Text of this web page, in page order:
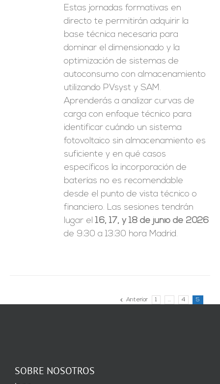
Estas jornadas formativas en
directo te permitirán adquirir la
base técnica necesaria para
dominar el dimensionado y la
optimización de sistemas de
autoconsumo con almacenamiento
utilizando PVsyst y SAM.
Aprenderás a analizar curvas de
carga con enfoque técnico para
identificar cuándo un sistema
fotovoltaico sin almacenamiento es
suficiente y en qué casos
específicos la incorporación de
baterías no es recomendable
desde el punto de vista técnico o
financiero. Las sesiones tendrán
lugar el16, 17, y 18 de junio de 2026
de 9:30 a 13:30 hora Madrid.
Anterior 1 … 4 5
SOBRE NOSOTROS